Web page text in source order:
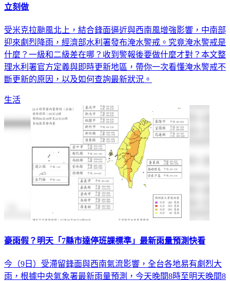
立刻做
受米克拉颱風北上，結合鋒面逼近與西南風增強影響，中南部
迎來劇烈降雨，經濟部水利署發布淹水警戒。究竟淹水警戒是
什麼？一級和二級差在哪？收到警報後要做什麼才對？本文整
理水利署官方定義與即時更新地區，帶你一次看懂淹水警戒不
斷更新的原因，以及如何查詢最新狀況。
生活
豪雨假？明天「7縣市達停班課標準」最新雨量預測快看
今（9日）受滯留鋒面與西南氣流影響，全台各地易有劇烈大
雨，根據中央氣象署最新雨量預測，今天晚間8時至明天晚間8